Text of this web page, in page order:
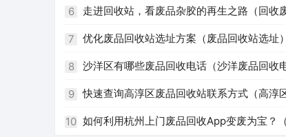
6 走进回收站，看废品杂胶的再生之路（回收
7 优化废品回收站选址方案（废品回收站选址）
8 沙洋区有哪些废品回收电话（沙洋废品回收
9 快速查询高淳区废品回收站联系方式（高淳
10 如何利用杭州上门废品回收App变废为宝？